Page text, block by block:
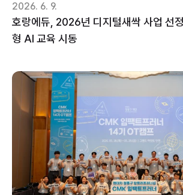
2026. 6. 9.
호랑에듀, 2026년 디지털새싹 사업 선
형 AI 교육 시동